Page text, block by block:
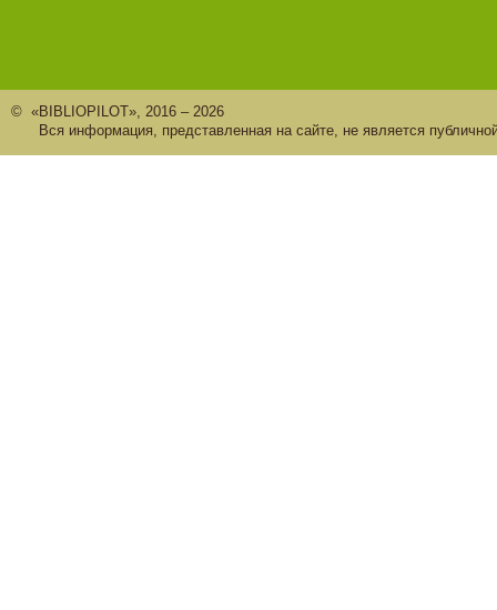
© «BIBLIOPILOT», 2016 – 2026
Вся информация, представленная на сайте, не является